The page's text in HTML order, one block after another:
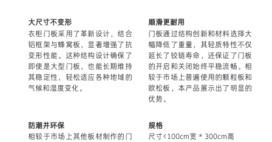
大尺寸不变形
衣柜门板采用了革新设计，结合
铝框架与蜂窝板，显著增强了抗
变形性能。这种结构设计确保了
即使是大型门板，也能长期维持
其稳定性，轻松适应各种地域的
气候和湿度变化。
顺滑更耐用
门板通过结构创新和材料选择大
幅降低了重量，其轻质特性不仅
延长了铰链寿命，还保证了门板
的开启和关闭始终平稳流畅。相
较于市场上普遍使用的颗粒板和
欧松板，本产品展示出了明显的
优势。
防潮并环保
相较于市场上其他板材制作的门
规格
尺寸<100cm宽 * 300cm高